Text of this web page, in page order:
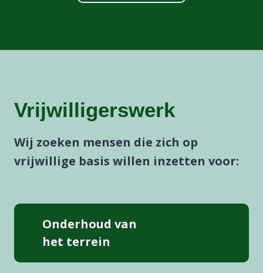
Vrijwilligerswerk
Wij zoeken mensen die zich op
vrijwillige basis willen inzetten voor:
Onderhoud van
het terrein